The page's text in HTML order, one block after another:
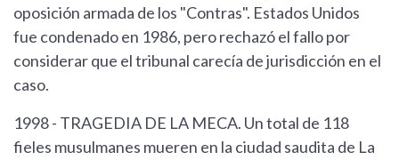
oposición armada de los "Contras". Estados Unidos
fue condenado en 1986, pero rechazó el fallo por
considerar que el tribunal carecía de jurisdicción en el
caso.
1998 - TRAGEDIA DE LA MECA. Un total de 118
fieles musulmanes mueren en la ciudad saudita de La